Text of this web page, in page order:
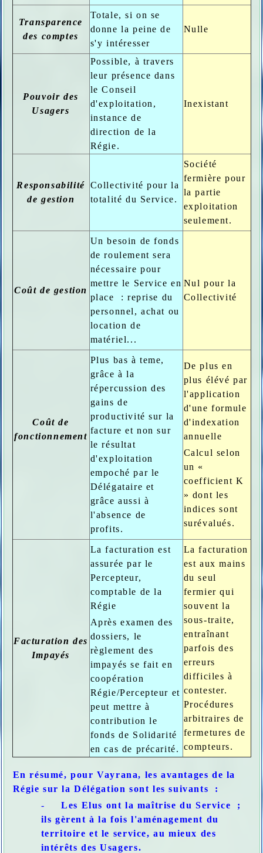
Transparence
des comptes
Totale, si on se
donne la peine de
s'y intéresser
Nulle
Pouvoir des
Usagers
Possible, à travers
leur présence dans
le Conseil
d'exploitation,
instance de
direction de la
Régie.
Inexistant
Responsabilité
de gestion
Collectivité pour la
totalité du Service.
Société
fermière pour
la partie
exploitation
seulement.
Coût de gestion
Un besoin de fonds
de roulement sera
nécessaire pour
mettre le Service en
place : reprise du
personnel, achat ou
location de
matériel...
Nul pour la
Collectivité
Coût de
fonctionnement
Plus bas à teme,
grâce à la
répercussion des
gains de
productivité sur la
facture et non sur
le résultat
d'exploitation
empoché par le
Délégataire et
grâce aussi à
l'absence de
profits.
De plus en
plus élévé par
l'application
d'une formule
d'indexation
annuelle
Calcul selon
un «
coefficient K
» dont les
indices sont
surévalués.
Facturation des
Impayés
La facturation est
assurée par le
Percepteur,
comptable de la
Régie
Après examen des
dossiers, le
règlement des
impayés se fait en
coopération
Régie/Percepteur et
peut mettre à
contribution le
fonds de Solidarité
en cas de précarité.
La facturation
est aux mains
du seul
fermier qui
souvent la
sous-traite,
entraînant
parfois des
erreurs
difficiles à
contester.
Procédures
arbitraires de
fermetures de
compteurs.
En résumé, pour Vayrana, les avantages de la
Régie sur la Délégation sont les suivants :
-Les Elus ont la maîtrise du Service ;
ils gèrent à la fois l'aménagement du
territoire et le service, au mieux des
intérêts des Usagers.